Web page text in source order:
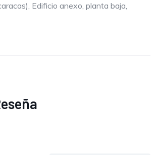
Edificio anexo, planta baja,